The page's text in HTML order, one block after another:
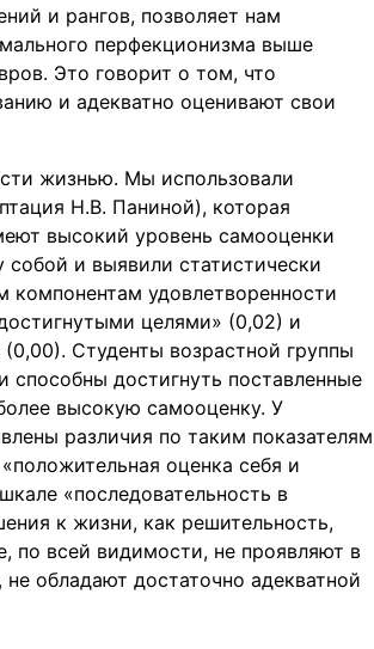
и рангов, позволяет нам
перфекционизма выше
Это говорит о том, что
и адекватно оценивают свои
жизнью. Мы использовали
Н.В. Паниной), которая
высокий уровень самооценки
и выявили статистически
компонентам удовлетворенности
целями» (0,02) и
Студенты возрастной группы
достигнуть поставленные
высокую самооценку. У
различия по таким показателям
оценка себя и
«последовательность в
к жизни, как решительность,
по всей видимости, не проявляют в
обладают достаточно адекватной